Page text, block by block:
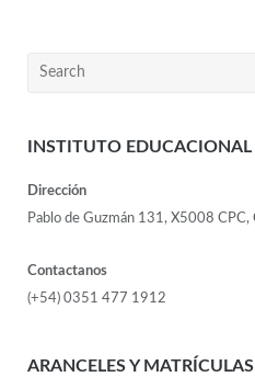
INSTITUTO
Dirección
Pablo de Guzmán 131, X5008 CPC,
Contactanos
(+54) 0351 477 1912
ARANCELES Y MATRÍCULAS